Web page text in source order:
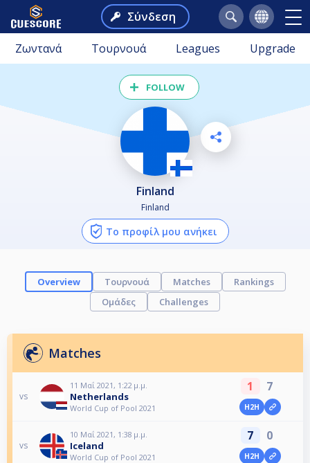
Σύνδεση
Ζωντανά Τουρνουά Leagues Upgrade
FOLLOW
Finland
Finland
Το προφίλ μου ανήκει
Overview Τουρνουά Matches
Rankings
Ομάδες
Challenges
Matches
vs
11 Μαΐ 2021, 1:22 μ.μ.
Netherlands
World Cup of Pool 2021
1 7
H2H
vs
10 Μαΐ 2021, 1:38 μ.μ.
Iceland
World Cup of Pool 2021
7 0
H2H